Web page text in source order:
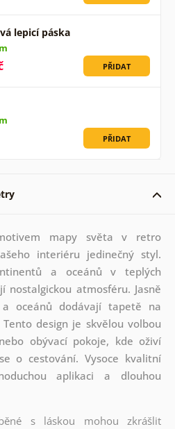
lepicí páska
PŘIDAT
PŘIDAT
mapy světa v retro
interiéru jedinečný styl.
a oceánů v teplých
nostalgickou atmosféru. Jasně
a oceánů dodávají tapetě na
design je skvělou volbou
obývací pokoje, kde oživí
o cestování. Vysoce kvalitní
aplikaci a dlouhou
s láskou mohou zkrášlit